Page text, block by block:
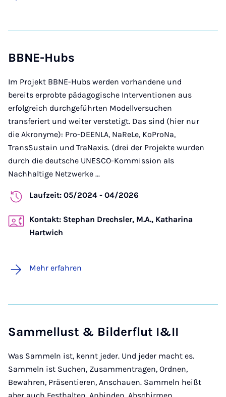
BBNE-Hubs
Im Projekt BBNE-Hubs werden vorhandene und
bereits erprobte pädagogische Interventionen aus
erfolgreich durchgeführten Modellversuchen
transferiert und weiter verstetigt. Das sind (hier nur
die Akronyme): Pro-DEENLA, NaReLe, KoProNa,
TransSustain und TraNaxis. (drei der Projekte wurden
durch die deutsche UNESCO-Kommission als
Nachhaltige Netzwerke ...
Laufzeit: 05/2024 - 04/2026
Kontakt: Stephan Drechsler, M.A., Katharina
Hartwich
Mehr erfahren
Sammellust & Bilderflut I&II
Was Sammeln ist, kennt jeder. Und jeder macht es.
Sammeln ist Suchen, Zusammentragen, Ordnen,
Bewahren, Präsentieren, Anschauen. Sammeln heißt
aber auch Festhalten, Anbinden, Abschirmen,